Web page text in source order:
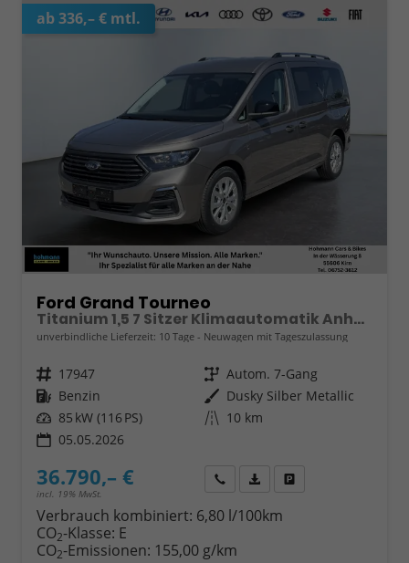
ab 336,– € mtl.
Ford Grand Tourneo
Titanium 1,5 7 Sitzer Klimaautomatik Anhängerkupplung Sitzheizung Einparkhilfe Kamera 17 Zoll Leichtmetall ACC
unverbindliche Lieferzeit: 10 Tage Neuwagen mit Tageszulassung
Fahrzeugnr. 17947 Getriebe Autom. 7-Gang
Kraftstoff Benzin Außenfarbe Dusky Silber Metallic
Leistung 85 kW (116 PS) Kilometerstand 10 km
05.05.2026
36.790,– €
incl. 19% MwSt.
Wir rufen Sie anFahrzeugexposé (PDF)
Verbrauch kombiniert: 6,80 l/100km
CO2-Klasse: E
CO2-Emissionen: 155,00 g/km